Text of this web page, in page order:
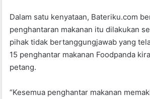
o
o
k
p
p
Dalam satu kenyataan, Bateriku.com
penghantaran makanan itu dilakukan
pihak tidak bertanggungjawab yang
15 penghantar makanan Foodpanda
petang.
“Kesemua penghantar makanan